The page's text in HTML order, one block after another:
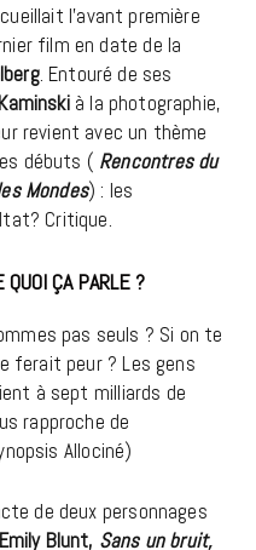
l’avant première
film en date de la
. Entouré de ses
Kaminskià la photographie,
revient avec un thème
débuts ( Rencontres du
Mondes) : les
Critique.
QUOI ÇA PARLE ?
pas seuls ? Si on te
ferait peur ? Les gens
à sept milliards de
rapproche de
Allociné)
de deux personnages
Emily Blunt, Sans un bruit,